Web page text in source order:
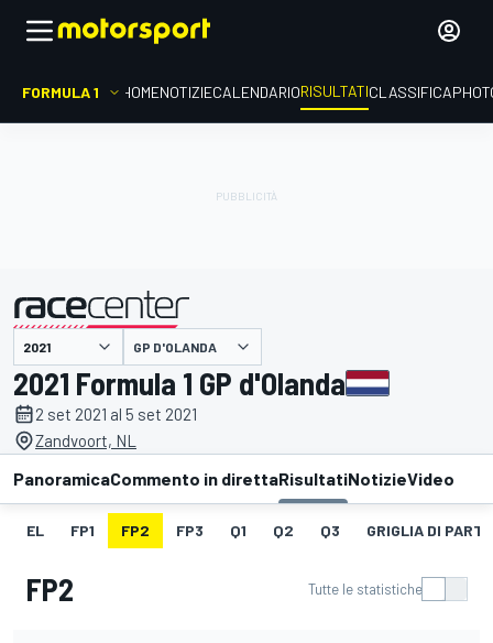
FORMULA 1 HOMENOTIZIECALENDARIORISULTATICLASSIFICA
presentato da GP D'OLANDA
2021 Formula 1 GP d'Olanda
2 set 2021 al 5 set 2021
Zandvoort, NL
PanoramicaCommento in direttaRisultatiNotizieVideo
EL FP1 FP2 FP3 Q1 Q2 Q3 GRIGLIA DI
FP2 Tutte le statistiche